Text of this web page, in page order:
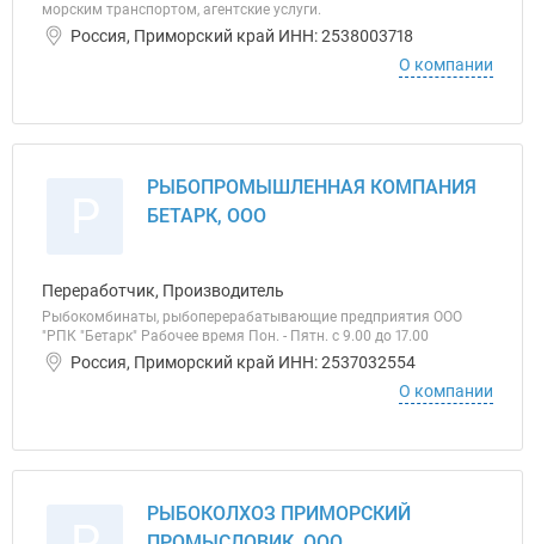
морским транспортом, агентские услуги.
Россия, Приморский край ИНН: 2538003718
О компании
РЫБОПРОМЫШЛЕННАЯ КОМПАНИЯ
БЕТАРК, ООО
Переработчик, Производитель
Рыбокомбинаты, рыбоперерабатывающие предприятия ООО
"РПК "Бетарк" Рабочее время Пон. - Пятн. с 9.00 до 17.00
Россия, Приморский край ИНН: 2537032554
О компании
РЫБОКОЛХОЗ ПРИМОРСКИЙ